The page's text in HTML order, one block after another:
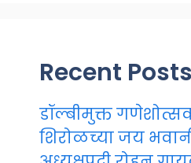
Recent Posts
डॉल्बीमुक्त
शिरोळच्या जय